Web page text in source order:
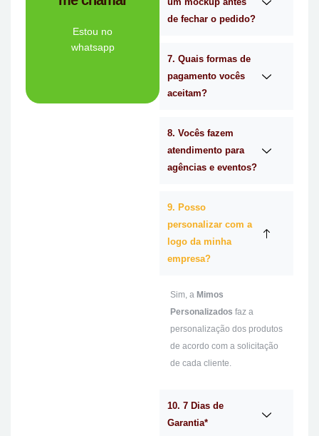
Estou no
whatsapp
Tem dúvidas se a
de fechar o pedido?
7. Quais formas de
pagamento vocês
aceitam?
8. Vocês fazem
atendimento para
agências e eventos?
9. Posso
personalizar com a
logo da minha
empresa?
Sim, a Mimos
Personalizados faz a
personalização dos produtos
de acordo com a solicitação
de cada cliente.
10. 7 Dias de
Garantia*